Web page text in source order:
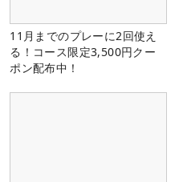
11月までのプレーに2回使え
る！コース限定3,500円クー
ポン配布中！